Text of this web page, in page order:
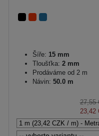
Šíře: 15 mm
Tloušťka: 2 mm
Prodáváme od 2 m
Návin: 50.0 m
27,55
23,42